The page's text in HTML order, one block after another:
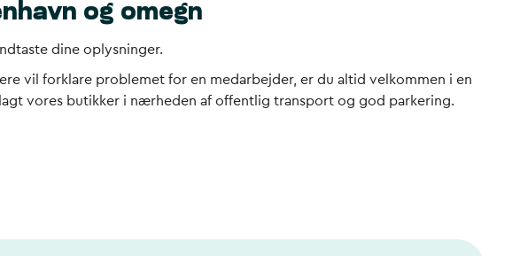
og omegn
dine oplysninger.
vil forklare problemet for en medarbejder, er du altid velkommen i en
vores butikker i nærheden af offentlig transport og god parkering.